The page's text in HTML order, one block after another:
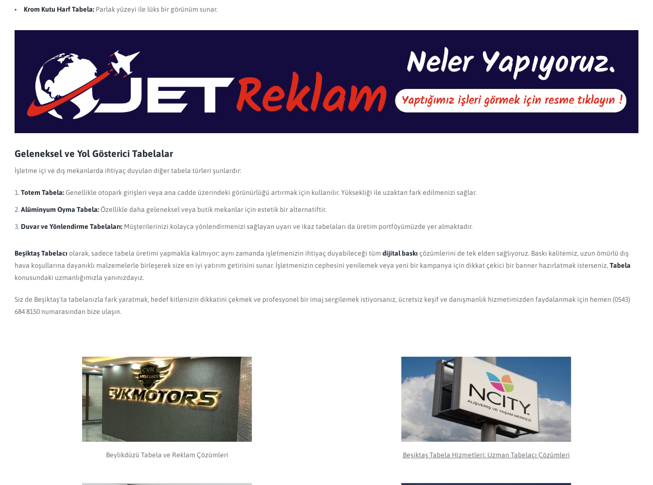
Krom Kutu Harf Tabela: Parlak yüzeyi ile lüks bir görünüm sunar.
Geleneksel ve Yol Gösterici Tabelalar
İşletme içi ve dış mekanlarda ihtiyaç duyulan diğer tabela türleri şunlardır:
Totem Tabela:Genellikle otopark girişleri veya ana cadde üzerindeki görünürlüğü artırmak için kullanılır. Yüksekliği ile uzaktan fark edilmenizi sağlar.
Alüminyum Oyma Tabela:Özellikle daha geleneksel veya butik mekanlar için estetik bir alternatiftir.
Duvar ve Yönlendirme Tabelaları: Müşterilerinizi kolayca yönlendirmenizi sağlayan uyarı ve ikaz tabelaları da üretim portföyümüzde yer almaktadır.
Beşiktaş Tabelacı olarak, sadece tabela üretimi yapmakla kalmıyor; aynı zamanda işletmenizin ihtiyaç duyabileceği tüm dijital baskı çözümlerini de tek elden sağlıyoruz. Baskı kalitemiz, uzun ömürlü dış
hava koşullarına dayanıklı malzemelerle birleşerek size en iyi yatırım getirisini sunar. İşletmenizin cephesini yenilemek veya yeni bir kampanya için dikkat çekici bir banner hazırlatmak isterseniz, Tabela
konusundaki uzmanlığımızla yanınızdayız.
Siz de Beşiktaş'ta tabelanızla fark yaratmak, hedef kitlenizin dikkatini çekmek ve profesyonel bir imaj sergilemek istiyorsanız, ücretsiz keşif ve danışmanlık hizmetimizden faydalanmak için hemen (0543)
684 8150 numarasından bize ulaşın.
Beylikdüzü Tabela ve Reklam Çözümleri Beşiktaş Tabela Hizmetleri: Uzman Tabelacı Çözümleri